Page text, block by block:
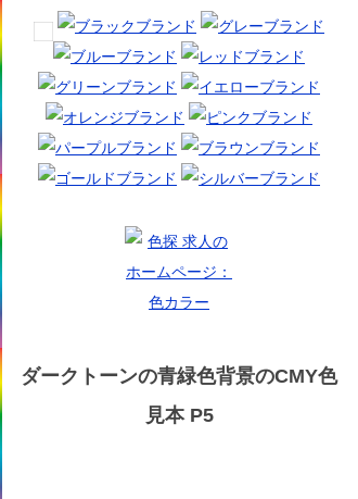
ダークトーンの青緑色背景のCMY色
見本 P5